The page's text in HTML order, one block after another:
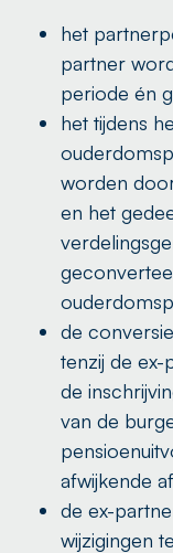
het
partner
periode én
het tijdens
worden
en het
de
tenzij de ex-
de
van de
afwijkende
de ex-
wijzigingen